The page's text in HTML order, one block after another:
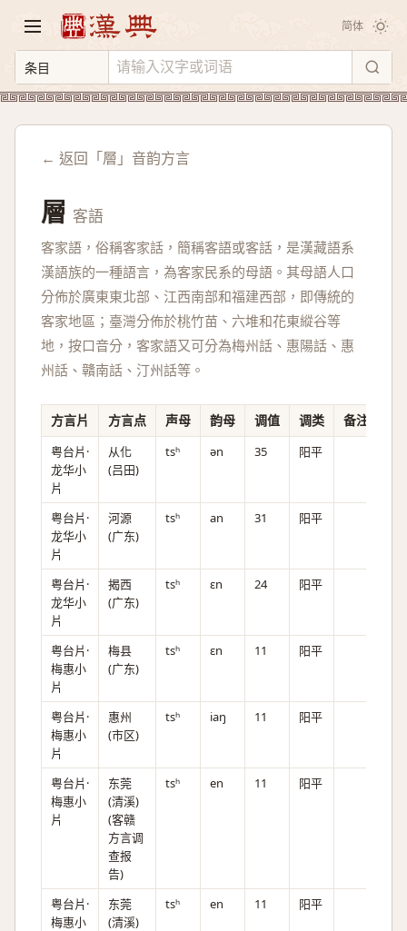
简体
← 返回「層」音韵方言
層 客語
客家語，俗稱客家話，簡稱客語或客話，是漢藏語系
漢語族的一種語言，為客家民系的母語。其母語人口
分佈於廣東東北部、江西南部和福建西部，即傳統的
客家地區；臺灣分佈於桃竹苗、六堆和花東縱谷等
地，按口音分，客家語又可分為梅州話、惠陽話、惠
州話、贛南話、汀州話等。
方言片 方言点 声母 韵母 调值 调类 备注
粤台片·
龙华小
片
从化
(吕田)
tsʰ ən 35 阳平
粤台片·
龙华小
片
河源
(广东)
tsʰ an 31 阳平
粤台片·
龙华小
片
揭西
(广东)
tsʰ ɛn 24 阳平
粤台片·
梅惠小
片
梅县
(广东)
tsʰ ɛn 11 阳平
粤台片·
梅惠小
片
惠州
(市区)
tsʰ iaŋ 11 阳平
粤台片·
梅惠小
片
东莞
(清溪)
(客赣
方言调
查报
告)
tsʰ en 11 阳平
粤台片·
梅惠小
东莞
(清溪)
tsʰ en 11 阳平